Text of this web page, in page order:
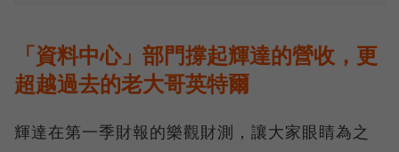
「資料中心」部門撐起輝達的營收，更
超越過去的老大哥英特爾
輝達在第一季財報的樂觀財測，讓大家眼睛為之